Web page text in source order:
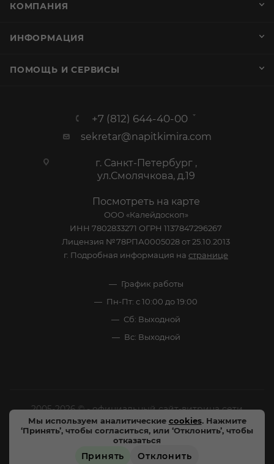
Мы используем аналитические cookies. Нажмите
‘Принять’, чтобы согласиться, или ‘Отклонить’, чтобы
отказаться
Принять Отклонить
КОМПАНИЯ
ИНФОРМАЦИЯ
ПОМОЩЬ И СЕРВИСЫ
+7 (812) 644-40-00
sekretar@napitkimira.com
г. Санкт-Петербург ,
ул.Смолячкова, д.19
Посмотреть на карте
ООО «Калейдоскоп»
ИНН 7802833271 ОГРН 1137847296267
Лицензия №78РПА0005028 от 25.10.2013
г. Подробная информация на странице
График работы
Пн-Пт: с 10:00 до 19:00
Сб: Выходной
Вс: Выходной
2005-2026 © - официальный сайт-витрина сети
специализированных напитков "Калейдоскоп Напитков
Мира". Все права защищены.